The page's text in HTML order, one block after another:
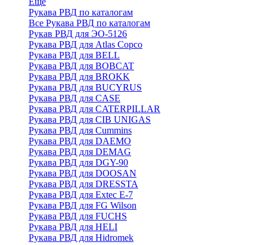
Рукава РВД по каталогам
Все Рукава РВД по каталогам
Рукав РВД для ЭО-5126
Рукава РВД для Atlas Copco
Рукава РВД для BELL
Рукава РВД для BOBCAT
Рукава РВД для BROKK
Рукава РВД для BUCYRUS
Рукава РВД для CASE
Рукава РВД для CATERPILLAR
Рукава РВД для CIB UNIGAS
Рукава РВД для Cummins
Рукава РВД для DAEMO
Рукава РВД для DEMAG
Рукава РВД для DGY-90
Рукава РВД для DOOSAN
Рукава РВД для DRESSTA
Рукава РВД для Extec E-7
Рукава РВД для FG Wilson
Рукава РВД для FUCHS
Рукава РВД для HELI
Рукава РВД для Hidromek